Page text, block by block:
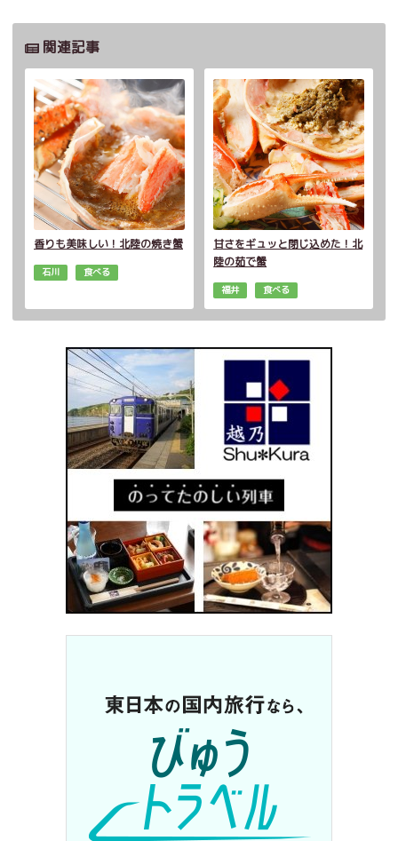
関連記事
香りも美味しい！北陸の焼き蟹
石川 食べる
甘さをギュッと閉じ込めた！北
陸の茹で蟹
福井 食べる